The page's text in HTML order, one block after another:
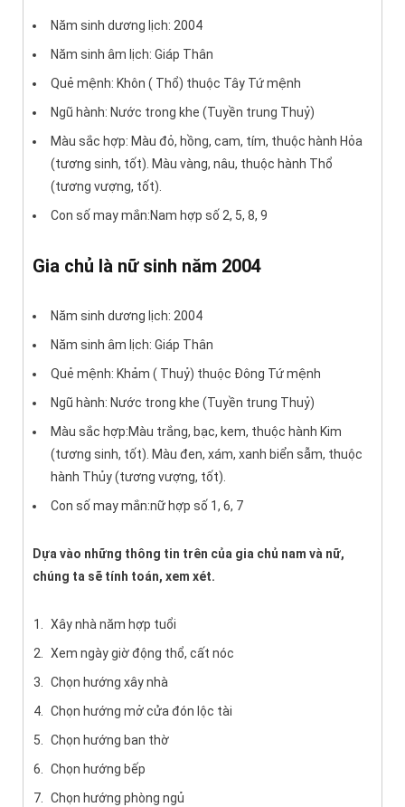
Năm sinh dương lịch: 2004
Năm sinh âm lịch: Giáp Thân
Quẻ mệnh: Khôn ( Thổ) thuộc Tây Tứ mệnh
Ngũ hành: Nước trong khe (Tuyền trung Thuỷ)
Màu sắc hợp: Màu đỏ, hồng, cam, tím, thuộc hành Hỏa
(tương sinh, tốt). Màu vàng, nâu, thuộc hành Thổ
(tương vượng, tốt).
Con số may mắn:Nam hợp số 2, 5, 8, 9
Gia chủ là nữ sinh năm 2004
Năm sinh dương lịch: 2004
Năm sinh âm lịch: Giáp Thân
Quẻ mệnh: Khảm ( Thuỷ) thuộc Đông Tứ mệnh
Ngũ hành: Nước trong khe (Tuyền trung Thuỷ)
Màu sắc hợp:Màu trắng, bạc, kem, thuộc hành Kim
(tương sinh, tốt). Màu đen, xám, xanh biển sẫm, thuộc
hành Thủy (tương vượng, tốt).
Con số may mắn:nữ hợp số 1, 6, 7
Dựa vào những thông tin trên của gia chủ nam và nữ,
chúng ta sẽ tính toán, xem xét.
Xây nhà năm hợp tuổi
Xem ngày giờ động thổ, cất nóc
Chọn hướng xây nhà
Chọn hướng mở cửa đón lộc tài
Chọn hướng ban thờ
Chọn hướng bếp
Chọn hướng phòng ngủ